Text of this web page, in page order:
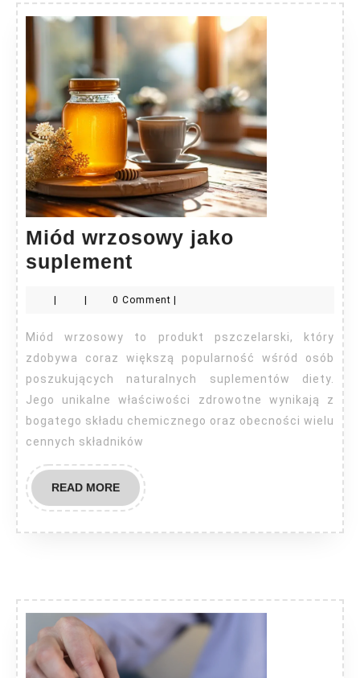
Miód wrzosowy jako
suplement
jako
suplement
0 Comment
Miód wrzosowy to produkt pszczelarski, który
zdobywa coraz większą popularność wśród osób
poszukujących naturalnych suplementów diety.
Jego unikalne właściwości zdrowotne wynikają z
bogatego składu chemicznego oraz obecności wielu
cennych składników
READ MOREREAD
MORE